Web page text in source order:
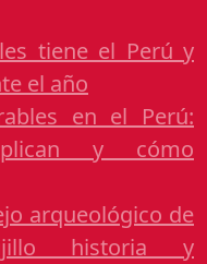
tiene el Perú y
el año
en el Perú:
y cómo
arqueológico de
historia y